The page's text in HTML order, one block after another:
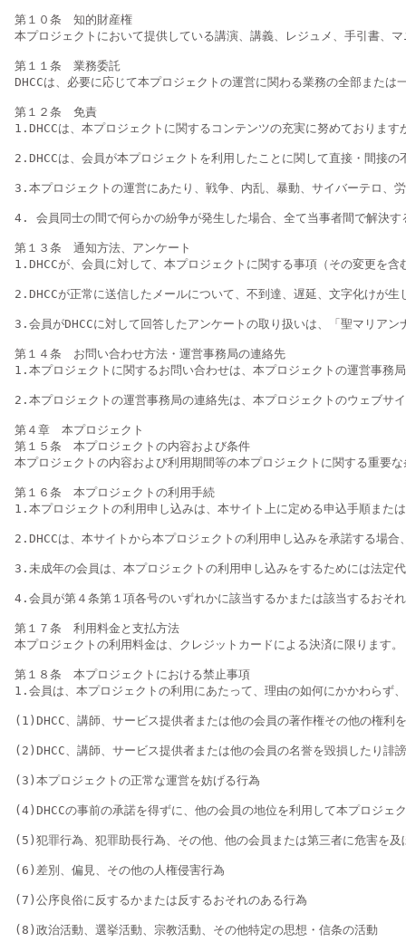
第１０条　知的財産権
本プロジェクトにおいて提供している講演、講義、レジュメ、手引書、
第１１条　業務委託
DHCCは、必要に応じて本プロジェクトの運営に関わる業務の全部また
第１２条　免責
1.DHCCは、本プロジェクトに関するコンテンツの充実に努めておりま
2.DHCCは、会員が本プロジェクトを利用したことに関して直接・間接
3.本プロジェクトの運営にあたり、戦争、内乱、暴動、サイバーテロ、
4. 会員同士の間で何らかの紛争が発生した場合、全て当事者間で解決す
第１３条　通知方法、アンケート
1.DHCCが、会員に対して、本プロジェクトに関する事項（その変更を
2.DHCCが正常に送信したメールについて、不到達、遅延、文字化けが
3.会員がDHCCに対して回答したアンケートの取り扱いは、「聖
第１４条　お問い合わせ方法・運営事務局の連絡先
1.本プロジェクトに関するお問い合わせは、本プロジェクトの運営事務
2.本プロジェクトの運営事務局の連絡先は、本プロジェクトのウェブサ
第４章　本プロジェクト
第１５条　本プロジェクトの内容および条件
本プロジェクトの内容および利用期間等の本プロジェクトに関する重要
第１６条　本プロジェクトの利用手続
1.本プロジェクトの利用申し込みは、本サイト上に定める申込手順また
2.DHCCは、本サイトから本プロジェクトの利用申し込みを承諾する場
3.未成年の会員は、本プロジェクトの利用申し込みをするためには法定
4.会員が第４条第１項各号のいずれかに該当するかまたは該当するおそ
第１７条　利用料金と支払方法
本プロジェクトの利用料金は、クレジットカードによる決済に限ります。
第１８条　本プロジェクトにおける禁止事項
1.会員は、本プロジェクトの利用にあたって、理由の如何にかかわらず
(1)DHCC、講師、サービス提供者または他の会員の著作権その他の権利
(2)DHCC、講師、サービス提供者または他の会員の名誉を毀損したり
(3)本プロジェクトの正常な運営を妨げる行為
(4)DHCCの事前の承諾を得ずに、他の会員の地位を利用して本プロジェ
(5)犯罪行為、犯罪助長行為、その他、他の会員または第三者に危害を及
(6)差別、偏見、その他の人権侵害行為
(7)公序良俗に反するかまたは反するおそれのある行為
(8)政治活動、選挙活動、宗教活動、その他特定の思想・信条の活動